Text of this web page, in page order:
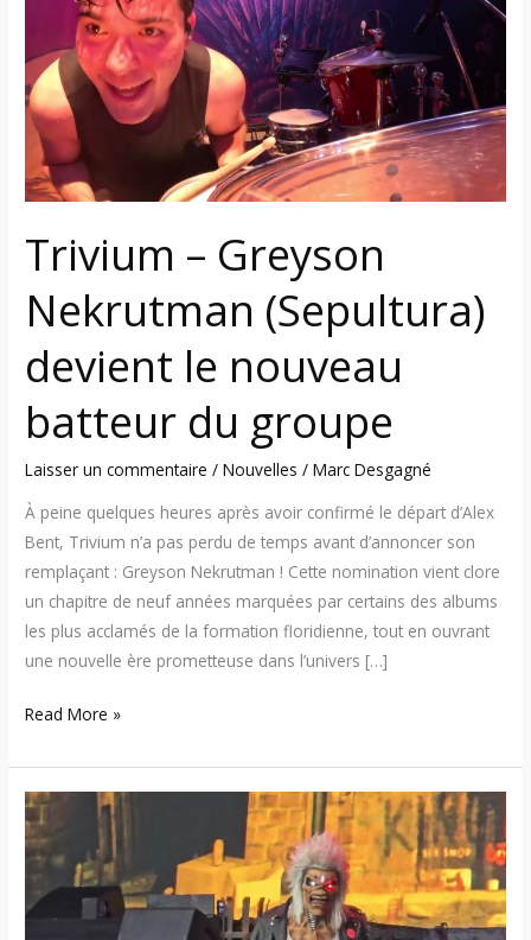
Trivium – Greyson
Nekrutman (Sepultura)
devient le nouveau
batteur du groupe
Laisser un commentaire /Nouvelles /Marc Desgagné
À peine quelques heures après avoir confirmé le départ d’Alex
Bent, Trivium n’a pas perdu de temps avant d’annoncer son
remplaçant : Greyson Nekrutman ! Cette nomination vient clore
un chapitre de neuf années marquées par certains des albums
les plus acclamés de la formation floridienne, tout en ouvrant
une nouvelle ère prometteuse dans l’univers […]
Nekrutman
(Sepultura)
devient
le
nouveau
batteur
du
Read More »
Iron
Maiden
joue
son
premier